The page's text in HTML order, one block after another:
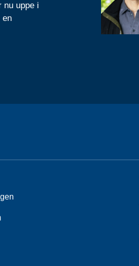
nu uppe i
en